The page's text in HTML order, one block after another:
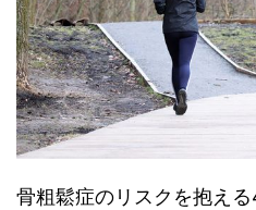
骨粗鬆症のリスクを抱え